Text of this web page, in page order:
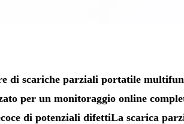
di scariche parziali portatile
per un monitoraggio online
di potenziali difettiLa scarica